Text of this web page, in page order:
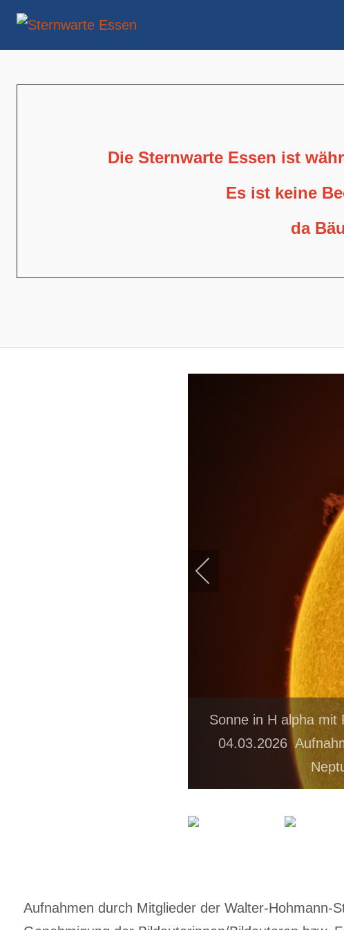
Die Sternwarte Essen ist
Es ist keine
da
Sonne in H alpha mit
04.03.2026
Aufnahmen durch Mitglieder der Walter-Hohmann-